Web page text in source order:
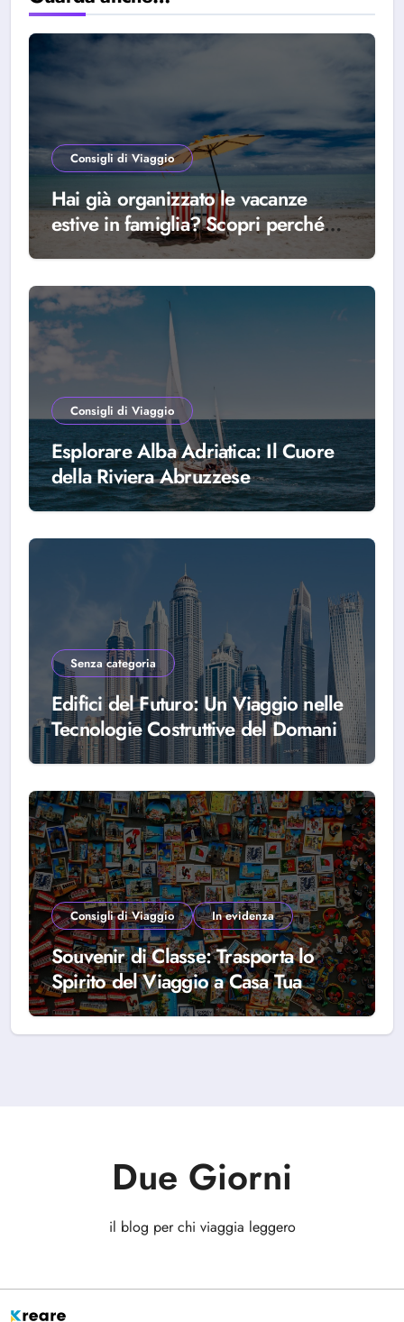
Consigli di Viaggio
Hai già organizzato le vacanze
estive in famiglia? Scopri perché
scegliere Alba Adriatica
Consigli di Viaggio
Esplorare Alba Adriatica: Il Cuore
della Riviera Abruzzese
Senza categoria
Edifici del Futuro: Un Viaggio nelle
Tecnologie Costruttive del Domani
Consigli di Viaggio In evidenza
Souvenir di Classe: Trasporta lo
Spirito del Viaggio a Casa Tua
Due Giorni
il blog per chi viaggia leggero